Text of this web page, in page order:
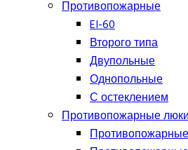
Противопожарные
EI-60
Второго типа
Двупольные
Однопольные
С остеклением
Противопожарные